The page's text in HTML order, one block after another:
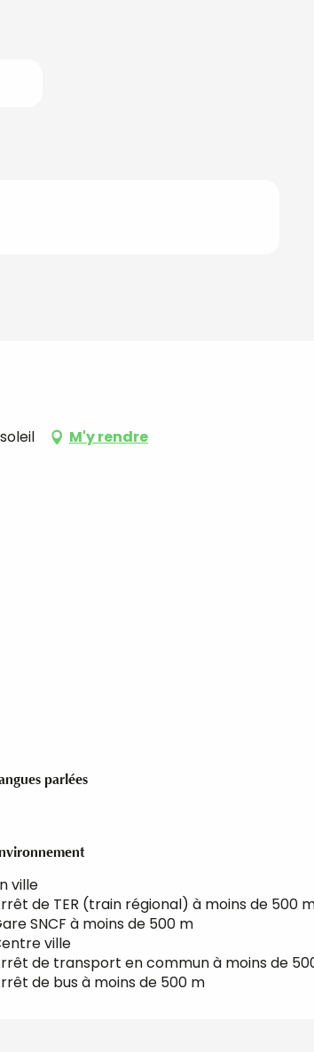
M'y rendre
parlées
parlées
ville
de TER (train régional) à moins de 500
SNCF à moins de 500 m
ville
de transport en commun à moins de
de bus à moins de 500 m